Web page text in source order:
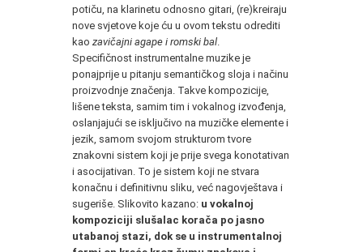
potiču, na klarinetu odnosno gitari, (re)kreiraju
nove svjetove koje ću u ovom tekstu odrediti
kao zavičajni agape i romski bal
Specifičnost instrumentalne muzike je
ponajprije u pitanju semantičkog sloja i načinu
proizvodnje značenja. Takve kompozicije,
lišene teksta, samim tim i vokalnog izvođenja,
oslanjajući se isključivo na muzičke elemente i
jezik, samom svojom strukturom tvore
znakovni sistem koji je prije svega konotativan
i asocijativan. To je sistem koji ne stvara
konačnu i definitivnu sliku, već nagovještava i
sugeriše. Slikovito kazano: u vokalnoj
kompoziciji slušalac korača po jasno
utabanoj stazi, dok se u instrumentalnoj